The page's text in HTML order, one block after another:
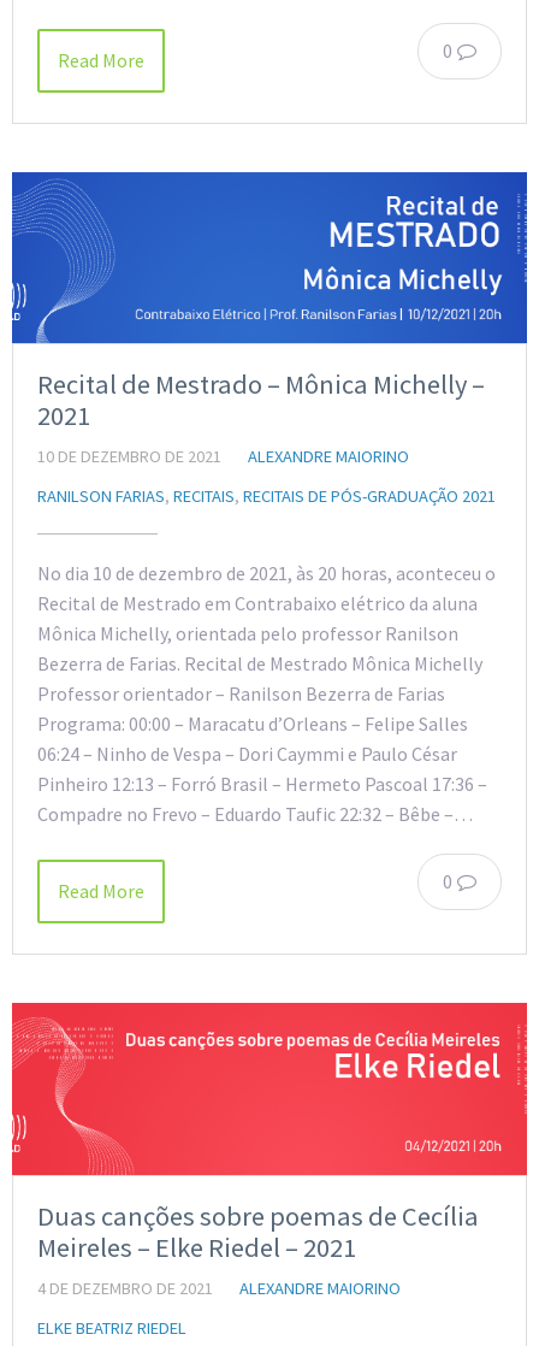
0
Read More
Recital de Mestrado – Mônica Michelly –
2021
10 DE DEZEMBRO DE 2021
ALEXANDRE MAIORINO
RANILSON FARIAS, RECITAIS, RECITAIS DE PÓS-GRADUAÇÃO 2021
No dia 10 de dezembro de 2021, às 20 horas, aconteceu o
Recital de Mestrado em Contrabaixo elétrico da aluna
Mônica Michelly, orientada pelo professor Ranilson
Bezerra de Farias. Recital de Mestrado Mônica Michelly
Professor orientador – Ranilson Bezerra de Farias
Programa: 00:00 – Maracatu d’Orleans – Felipe Salles
06:24 – Ninho de Vespa – Dori Caymmi e Paulo César
Pinheiro 12:13 – Forró Brasil – Hermeto Pascoal 17:36 –
Compadre no Frevo – Eduardo Taufic 22:32 – Bêbe –…
0
Read More
Duas canções sobre poemas de Cecília
Meireles – Elke Riedel – 2021
4 DE DEZEMBRO DE 2021
ALEXANDRE MAIORINO
ELKE BEATRIZ RIEDEL